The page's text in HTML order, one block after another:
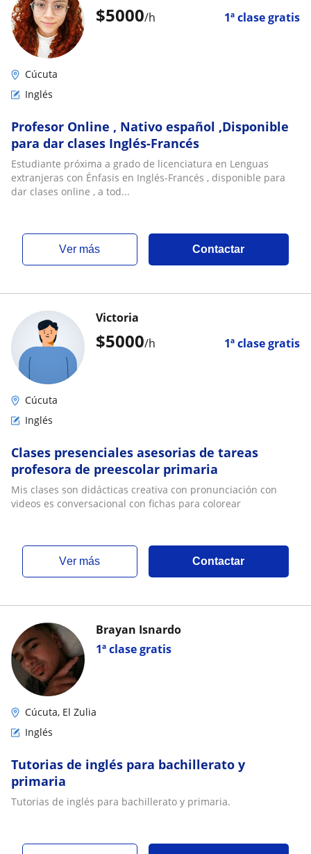
$5000/h 1ª clase gratis
Cúcuta
Inglés
Profesor Online , Nativo español ,Disponible
para dar clases Inglés-Francés
Estudiante próxima a grado de licenciatura en Lenguas
extranjeras con Énfasis en Inglés-Francés , disponible para
dar clases online , a tod...
ver más Contactar
$5000/h 1ª clase gratis
Victoria
Cúcuta
Inglés
Clases presenciales asesorias de tareas
profesora de preescolar primaria
Mis clases son didácticas creativa con pronunciación con
videos es conversacional con fichas para colorear
ver más Contactar
1ª clase gratis
Brayan Isnardo
Cúcuta, El Zulia
Inglés
Tutorias de inglés para bachillerato y
primaria
Tutorias de inglés para bachillerato y primaria.